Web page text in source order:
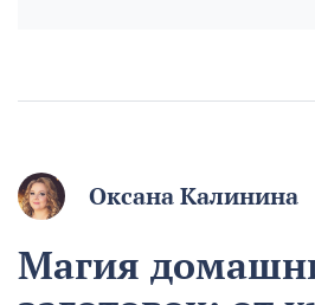
Оксана Калинина
Магия